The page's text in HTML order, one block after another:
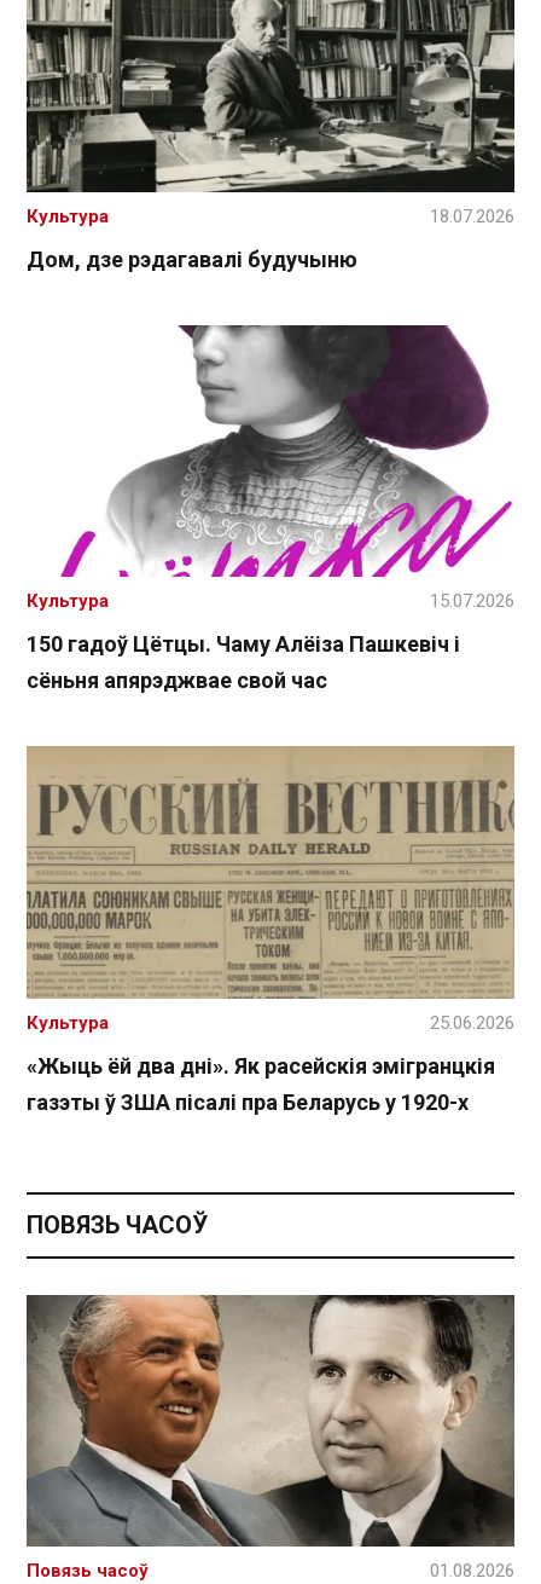
Дом, дзе рэдагавалі будучыню
Культура 18.07.2026
150 гадоў Цётцы. Чаму Алёіза Пашкевіч і
сёньня апярэджвае свой час
Культура 15.07.2026
«Жыць ёй два дні». Як расейскія эмігранцкія
газэты ў ЗША пісалі пра Беларусь у 1920-х
Культура 25.06.2026
ПОВЯЗЬ ЧАСОЎ
Повязь часоў 01.08.2026